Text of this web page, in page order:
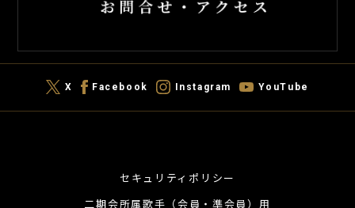
X Facebook Instagram YouTube
セキュリティポリシー
二期会所属歌手（会員・準会員）用